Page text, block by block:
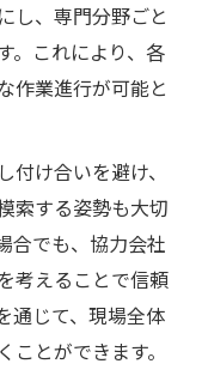
し、専門分野ごと
。これにより、各
作業進行が可能と
け合いを避け、
索する姿勢も大切
合でも、協力会社
考えることで信頼
通じて、現場全体
とができます。